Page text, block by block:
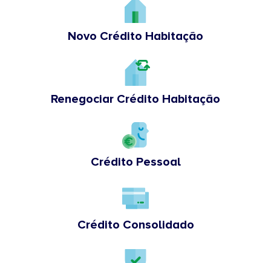
Novo Crédito Habitação
Renegociar Crédito Habitação
Crédito Pessoal
Crédito Consolidado